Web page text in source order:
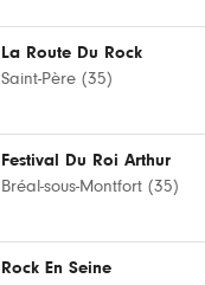
La Route Du Rock
Saint-Père (35)
Festival Du Roi Arthur
Bréal-sous-Montfort (35)
Rock En Seine